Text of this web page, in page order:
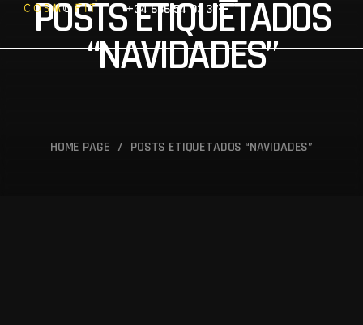
+34 686 54 93 37
POSTS ETIQUETADOS
“NAVIDADES”
HOME PAGE / POSTS ETIQUETADOS “NAVIDADES”